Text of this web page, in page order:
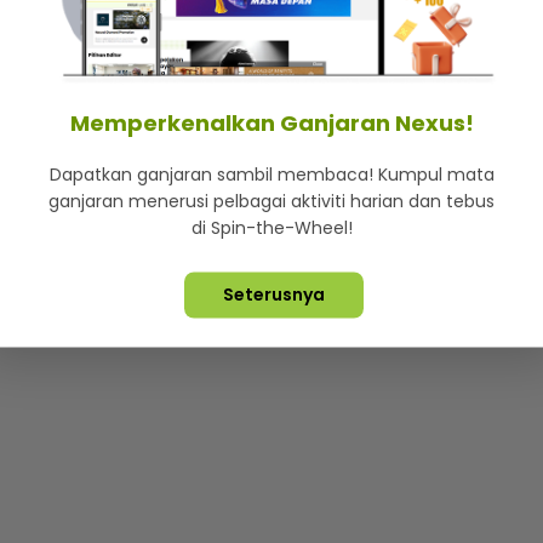
Lebih hot, viral dan sensasi
Terpelihara © 2026. Star Media Group Berhad [197101000523
Memperkenalkan Ganjaran Nexus!
Dapatkan ganjaran sambil membaca! Kumpul mata
ganjaran menerusi pelbagai aktiviti harian dan tebus
di Spin-the-Wheel!
Seterusnya